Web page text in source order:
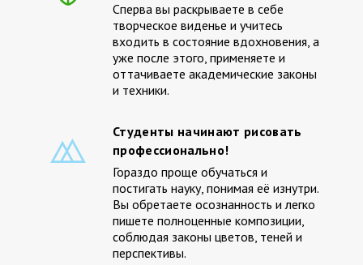
Сперва вы раскрываете в себе
творческое виденье и учитесь
входить в состояние вдохновения, а
уже после этого, применяете и
оттачиваете академические законы
и техники.
Студенты начинают рисовать
профессионально!
Гораздо проще обучаться и
постигать науку, понимая её изнутри.
Вы обретаете осознанность и легко
пишете полноценные композиции,
соблюдая законы цветов, теней и
перспективы.